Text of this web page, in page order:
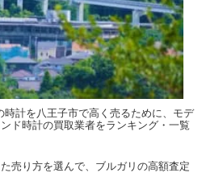
時計を八王子市で高く売るために、モデ
ド時計の買取業者をランキング・一覧
売り方を選んで、ブルガリの高額査定